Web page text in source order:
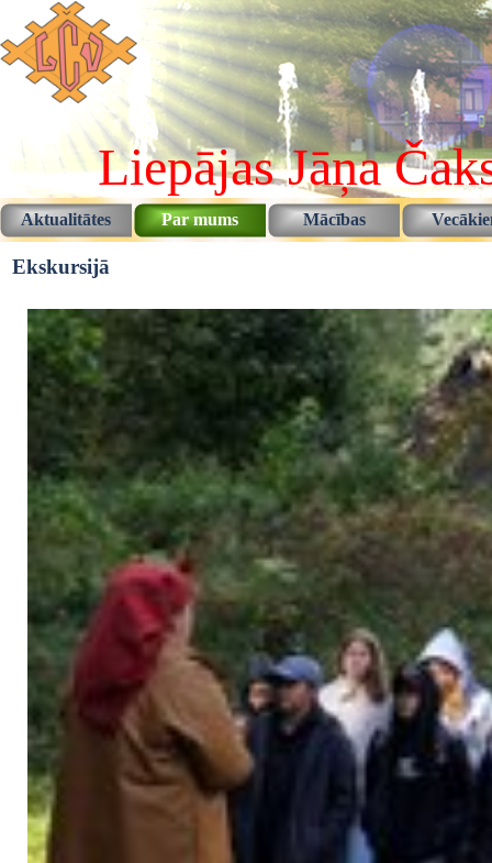
Pāriet uz saturu
Liepājas Jāņa
Aktualitātes Par mums ▼
Mācības ▼
Ekskursijā